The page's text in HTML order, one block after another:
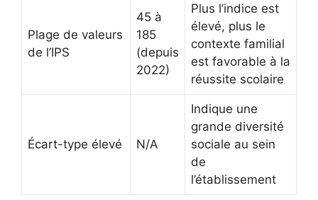
Plage de valeurs
de l’IPS
45 à
185
(depuis
2022)
Plus l’indice est
élevé, plus le
contexte familial
est favorable à la
réussite scolaire
Écart-type élevé N/A
Indique une
grande diversité
sociale au sein
de
l’établissement